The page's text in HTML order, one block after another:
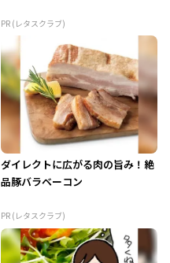
PR (レタスクラブ)
ダイレクトに広がる肉の旨み！絶
品豚バラベーコン
PR (レタスクラブ)